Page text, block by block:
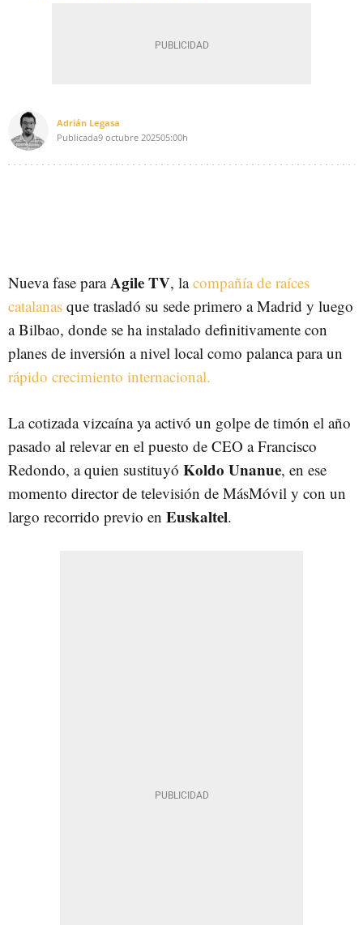
Adrián Legasa
Publicada9 octubre 202505:00h
Nueva fase paraAgile TV, lacompañía de raíces
catalanas que trasladó su sede primero a Madrid y luego
a Bilbao, donde se ha instalado definitivamente con
planes de inversión a nivel local como palanca para un
rápido crecimiento internacional.
La cotizada vizcaína ya activó un golpe de timón el año
pasado al relevar en el puesto de CEO a Francisco
Redondo, a quien sustituyó Koldo Unanue, en ese
momento director de televisión de MásMóvil y con un
largo recorrido previo en Euskaltel.